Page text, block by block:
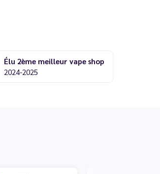
Élu 2ème meilleur vape shop
2024-2025